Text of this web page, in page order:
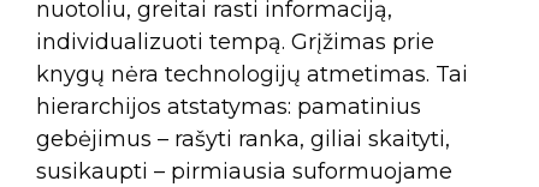
nuotoliu, greitai rasti informaciją,
individualizuoti tempą. Grįžimas prie
knygų nėra technologijų atmetimas. Tai
hierarchijos atstatymas: pamatinius
gebėjimus – rašyti ranka, giliai skaityti,
susikaupti – pirmiausia suformuojame